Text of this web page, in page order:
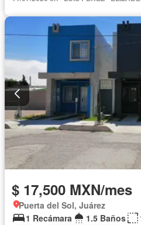
$ 17,500 MXN/mes
Puerta del Sol, Juárez
1 Recámara
1.5 Baños